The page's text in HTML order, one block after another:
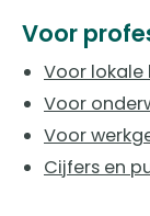
Voor
Voor lokale
Voor
Voor
Cijfers en